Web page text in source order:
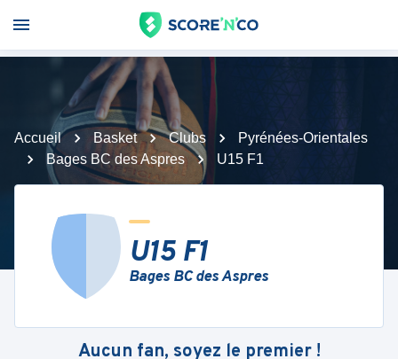
Accueil Basket Clubs
Pyrénées-Orientales
Bages BC des Aspres
U15 F1
U15 F1
Bages BC des Aspres
Aucun fan, soyez le premier !